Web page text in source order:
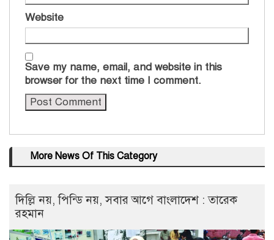
Website
Save my name, email, and website in this
browser for the next time I comment.
More News Of This Category
দিল্লি নয়, পিন্ডি নয়, সবার আগে বাংলাদেশ : তারেক
রহমান